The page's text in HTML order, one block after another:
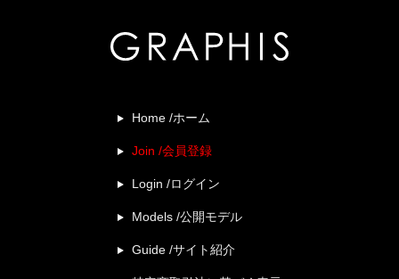
Home /ホーム
Join /会員登録
Login /ログイン
Models /公開モデル
Guide /サイト紹介